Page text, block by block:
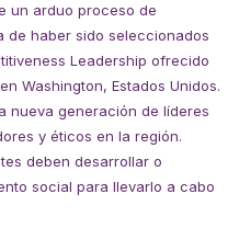
un arduo proceso de
de haber sido seleccionados
Leadership ofrecido
Washington, Estados Unidos.
nueva generación de líderes
y éticos en la región.
deben desarrollar o
social para llevarlo a cabo